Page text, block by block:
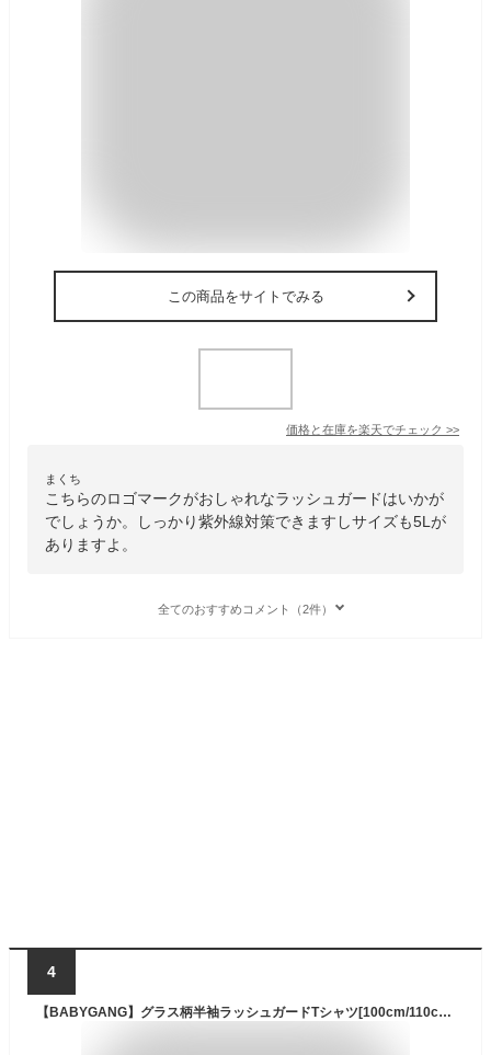
この商品をサイトでみる
価格と在庫を楽天でチェック >>
まくち
こちらのロゴマークがおしゃれなラッシュガードはいかが
でしょうか。しっかり紫外線対策できますしサイズも5Lが
ありますよ。
全てのおすすめコメント（2件）
4
【BABYGANG】グラス柄半袖ラッシュガードTシャツ[100cm/110cm/120cm/130cm/140cm/150cm/レディースS/M/L/メンズSS/S/M/L/XL/3L/4L/5L] 男の子 女の子 半袖 ビキニ トランクス 海水パンツ 海パン 水着 無地 めがね サングラス